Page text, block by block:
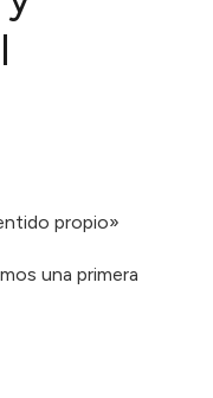
propio»
una primera